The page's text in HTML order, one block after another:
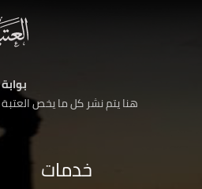
هنا يتم نشر كل ما يخص
خدمات